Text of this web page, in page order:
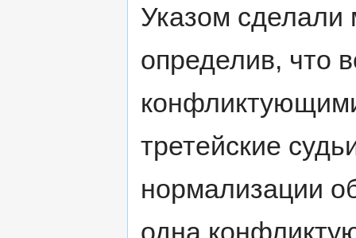
Указом
определив, что
третейские
нормализации
одна